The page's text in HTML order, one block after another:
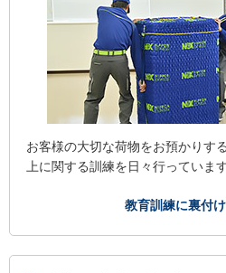
お客様の大切な荷物をお預かりす
上に関する訓練を日々行っています
教育訓練に裏付